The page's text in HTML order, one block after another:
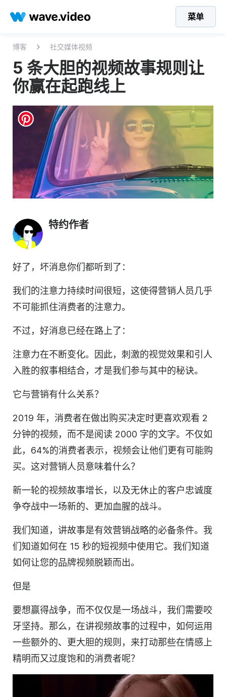
菜单
博客 社交媒体视频
5 条大胆的视频故事规则让
你赢在起跑线上
特约作者
好了，坏消息你们都听到了：
我们的注意力持续时间很短，这使得营销人员几乎
不可能抓住消费者的注意力。
不过，好消息已经在路上了：
注意力在不断变化。因此，刺激的视觉效果和引人
入胜的叙事相结合，才是我们参与其中的秘诀。
它与营销有什么关系？
2019 年，消费者在做出购买决定时更喜欢观看 2
分钟的视频，而不是阅读 2000 字的文字。不仅如
此，64%的消费者表示，视频会让他们更有可能购
买。这对营销人员意味着什么？
新一轮的视频故事增长，以及无休止的客户忠诚度
争夺战中一场新的、更加血腥的战斗。
我们知道，讲故事是有效营销战略的必备条件。我
们知道如何在 15 秒的短视频中使用它。我们知道
如何让您的品牌视频脱颖而出。
但是
要想赢得战争，而不仅仅是一场战斗，我们需要咬
牙坚持。那么，在讲视频故事的过程中，如何运用
一些额外的、更大胆的规则，来打动那些在情感上
精明而又过度饱和的消费者呢？